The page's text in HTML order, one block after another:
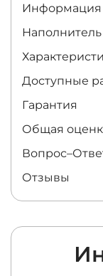
Информация
Наполнитель
Доступные
Гарантия
Общая
Отзывы